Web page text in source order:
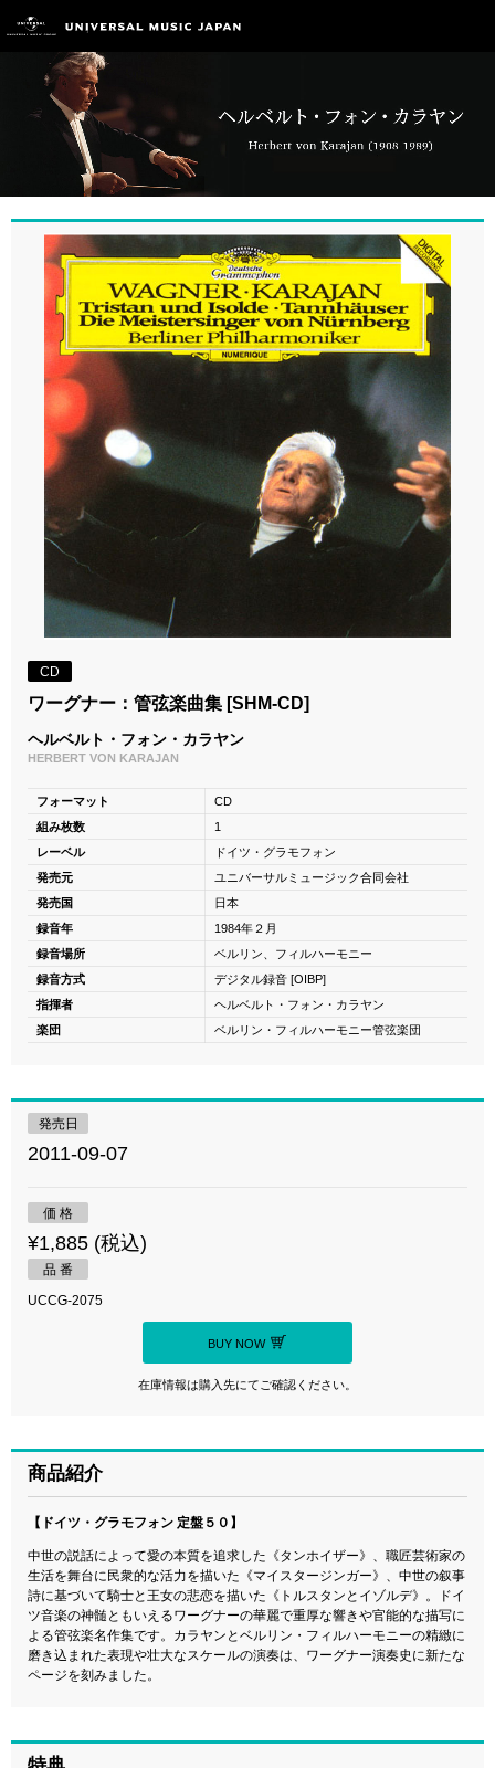
CD
ワーグナー：管弦楽曲集 [SHM-CD]
ヘルベルト・フォン・カラヤン
HERBERT VON KARAJAN
フォーマット
CD
組み枚数
1
レーベル
ドイツ・グラモフォン
発売元
ユニバーサルミュージック合同会社
発売国
日本
録音年
1984年２月
録音場所
ベルリン、フィルハーモニー
録音方式
デジタル録音 [OIBP]
指揮者
ヘルベルト・フォン・カラヤン
楽団
ベルリン・フィルハーモニー管弦楽団
発売日
2011-09-07
価 格
¥1,885 (税込)
品 番
UCCG-2075
BUY NOW
在庫情報は購入先にてご確認ください。
商品紹介
【ドイツ・グラモフォン 定盤５０】
中世の説話によって愛の本質を追求した《タンホイザー》、職匠芸術家の
生活を舞台に民衆的な活力を描いた《マイスタージンガー》、中世の叙事
詩に基づいて騎士と王女の悲恋を描いた《トルスタンとイゾルデ》。ドイ
ツ音楽の神髄ともいえるワーグナーの華麗で重厚な響きや官能的な描写に
よる管弦楽名作集です。カラヤンとベルリン・フィルハーモニーの精緻に
磨き込まれた表現や壮大なスケールの演奏は、ワーグナー演奏史に新たな
ページを刻みました。